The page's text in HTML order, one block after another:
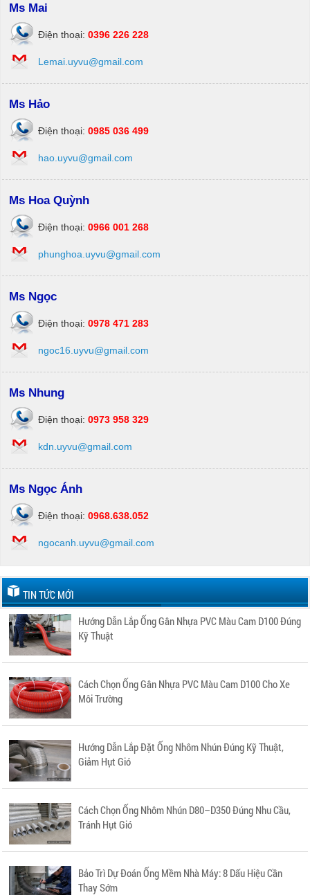
Ms Mai
Điện thoại: 0396 226 228
Lemai.uyvu@gmail.com
Ms Hảo
Điện thoại: 0985 036 499
hao.uyvu@gmail.com
Ms Hoa Quỳnh
Điện thoại: 0966 001 268
phunghoa.uyvu@gmail.com
Ms Ngọc
Điện thoại: 0978 471 283
ngoc16.uyvu@gmail.com
Ms Nhung
Điện thoại: 0973 958 329
kdn.uyvu@gmail.com
Ms Ngọc Ánh
Điện thoại: 0968.638.052
ngocanh.uyvu@gmail.com
TIN TỨC MỚI
Hướng Dẫn Lắp Ống Gân Nhựa PVC Màu Cam D100 Đúng
Kỹ Thuật
Cách Chọn Ống Gân Nhựa PVC Màu Cam D100 Cho Xe
Môi Trường
Hướng Dẫn Lắp Đặt Ống Nhôm Nhún Đúng Kỹ Thuật,
Giảm Hụt Gió
Cách Chọn Ống Nhôm Nhún D80–D350 Đúng Nhu Cầu,
Tránh Hụt Gió
Bảo Trì Dự Đoán Ống Mềm Nhà Máy: 8 Dấu Hiệu Cần
Thay Sớm